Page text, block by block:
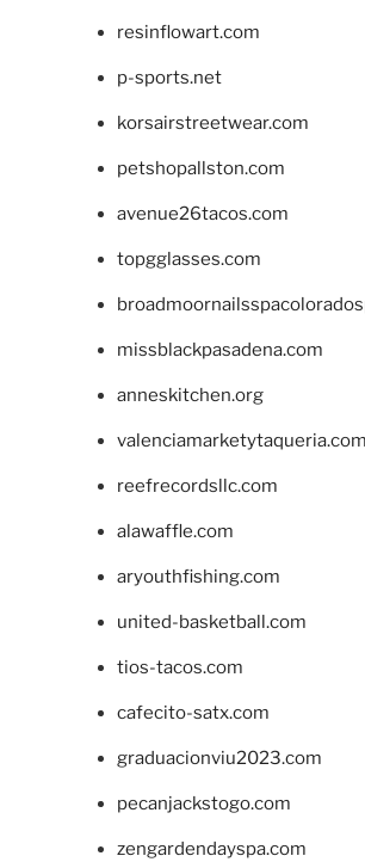
resinflowart.com
p-sports.net
korsairstreetwear.com
petshopallston.com
avenue26tacos.com
topgglasses.com
missblackpasadena.com
anneskitchen.org
valenciamarketytaqueria.com
reefrecordsllc.com
alawaffle.com
aryouthfishing.com
united-basketball.com
tios-tacos.com
cafecito-satx.com
graduacionviu2023.com
pecanjackstogo.com
zengardendayspa.com